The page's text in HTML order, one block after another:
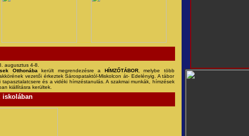
augusztus 4-8.
Otthonába került megrendezésre a HÍMZŐTÁBOR, melybe több
vezetői érkeztek Sárospataktól-Miskolcon át- Edelényig. A tábor
tapasztalatcsere és a vidéki hímzéstanulás. A szakmai munkák, hímzések
kiállításra kerültek.
iskolában